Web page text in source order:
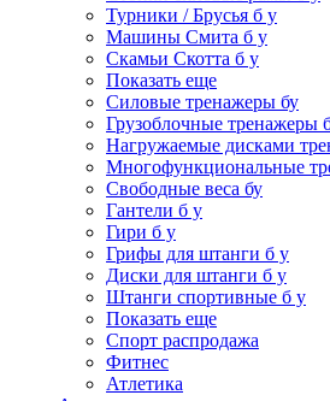
Турники / Брусья б у
Машины Смита б у
Скамьи Скотта б у
Показать еще
Силовые тренажеры бу
Грузоблочные тренажеры
Нагружаемые дисками
Многофункциональные
Свободные веса бу
Гантели б у
Гири б у
Грифы для штанги б у
Диски для штанги б у
Штанги спортивные б у
Показать еще
Спорт распродажа
Фитнес
Атлетика